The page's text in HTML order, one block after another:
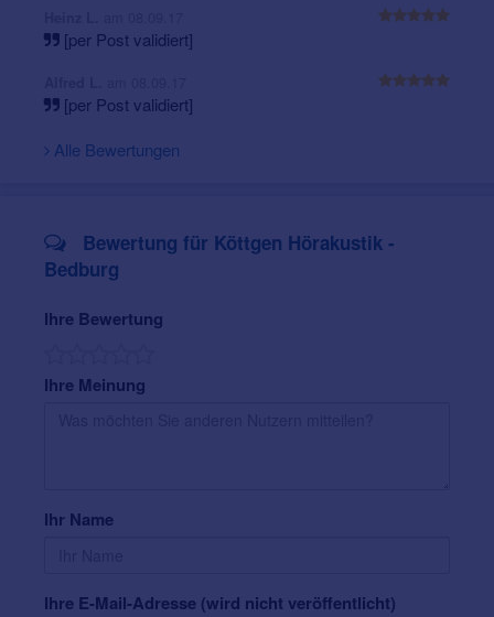
[per Post validiert]
[per Post validiert]
Alle Bewertungen
Bewertung für Köttgen Hörakustik -
Bedburg
Ihre Bewertung
Ihre Meinung
Ihr Name
Ihre E-Mail-Adresse (wird nicht veröffentlicht)